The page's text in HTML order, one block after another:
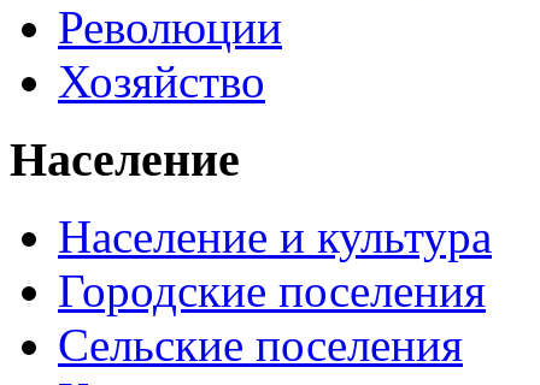
Революции
Хозяйство
Население
Население и культура
Городские поселения
Сельские поселения